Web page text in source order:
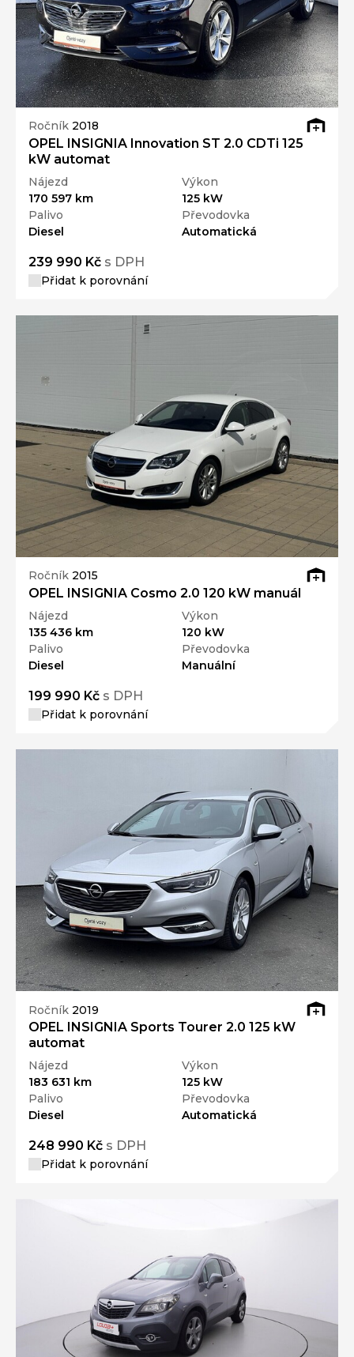
Ročník 2018
OPEL INSIGNIA Innovation ST 2.0 CDTi 125
kW automat
Nájezd
170 597 km
Výkon
125 kW
Palivo
Diesel
Převodovka
Automatická
239 990 Kč s DPH
Přidat k porovnání
Ročník 2015
OPEL INSIGNIA Cosmo 2.0 120 kW manuál
Nájezd
135 436 km
Výkon
120 kW
Palivo
Diesel
Převodovka
Manuální
199 990 Kč s DPH
Přidat k porovnání
Ročník 2019
OPEL INSIGNIA Sports Tourer 2.0 125 kW
automat
Nájezd
183 631 km
Výkon
125 kW
Palivo
Diesel
Převodovka
Automatická
248 990 Kč s DPH
Přidat k porovnání